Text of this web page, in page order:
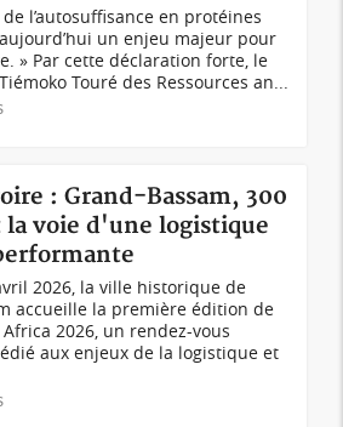
l’autosuffisance en protéines
un enjeu majeur pour
» Par cette déclaration forte, le
Touré des Ressources an...
: Grand-Bassam, 300
voie d'une logistique
2026, la ville historique de
accueille la première édition de
2026, un rendez-vous
aux enjeux de la logistique et